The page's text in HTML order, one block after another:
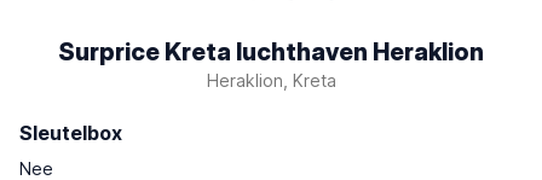
Surprice Kreta luchthaven Heraklion
Heraklion, Kreta
Sleutelbox
Nee